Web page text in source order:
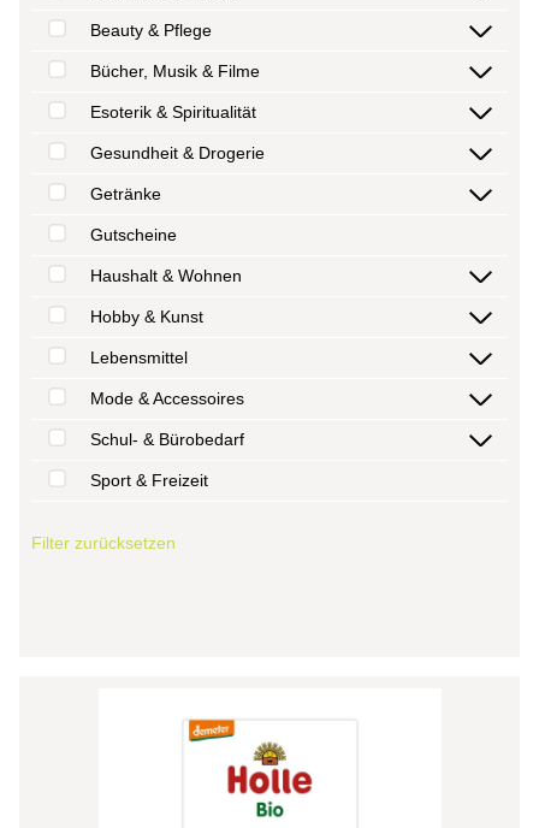
Beauty & Pflege
Bücher, Musik & Filme
Esoterik & Spiritualität
Gesundheit & Drogerie
Getränke
Gutscheine
Haushalt & Wohnen
Hobby & Kunst
Lebensmittel
Mode & Accessoires
Schul- & Bürobedarf
Sport & Freizeit
Filter zurücksetzen